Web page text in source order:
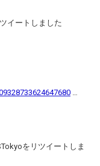
イートしました
をリツイートしま